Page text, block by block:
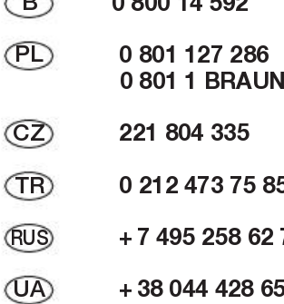
0 800 14 592
PL
0 801 127 286
0 801 1 BRAUN
CZ
221 804 335
TR 0 212 473 75
RUS + 7 495 258 62
UA + 38 044 428